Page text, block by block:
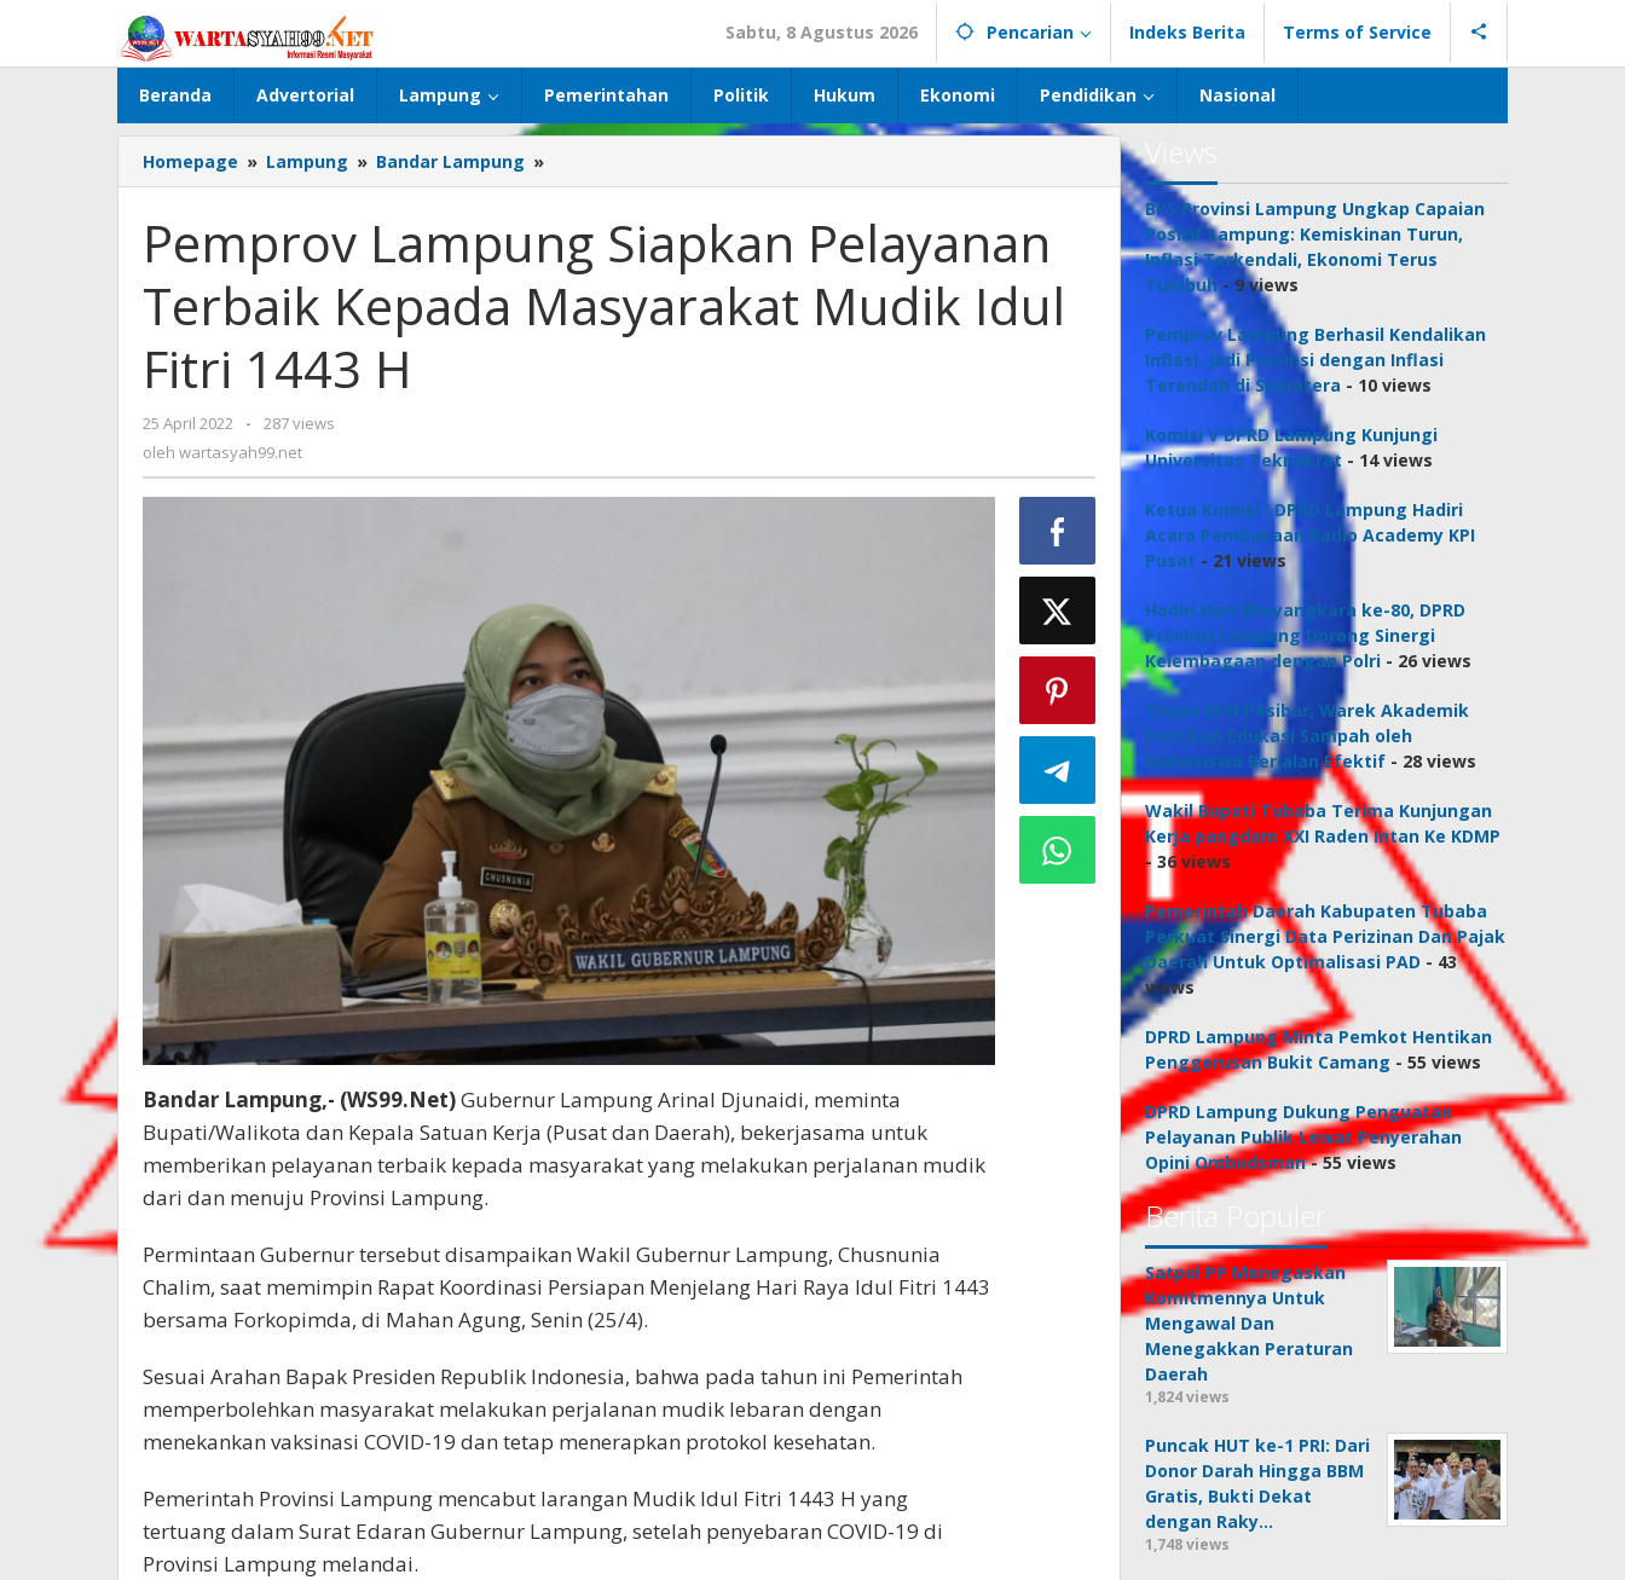
konten
Sabtu, 8 Agustus 2026 Pencarian Indeks Berita Terms of Service
Beranda Advertorial Lampung Pemerintahan Politik Hukum Ekonomi Pendidikan Nasional
Homepage » Lampung » Bandar Lampung »
Lampung
Pelayanan
Terbaik
Kepada
Masyarakat
Pemprov Lampung Siapkan Pelayanan
Terbaik Kepada Masyarakat Mudik Idul
Fitri 1443 H
25 April 2022
oleh
wartasyah99.net
-
287 views
oleh wartasyah99.net
Bandar Lampung,- (WS99.Net)Gubernur Lampung Arinal Djunaidi, meminta
Bupati/Walikota dan Kepala Satuan Kerja (Pusat dan Daerah), bekerjasama untuk
memberikan pelayanan terbaik kepada masyarakat yang melakukan perjalanan mudik
dari dan menuju Provinsi Lampung.
Permintaan Gubernur tersebut disampaikan Wakil Gubernur Lampung, Chusnunia
Chalim, saat memimpin Rapat Koordinasi Persiapan Menjelang Hari Raya Idul Fitri 1443
bersama Forkopimda, di Mahan Agung, Senin (25/4).
Sesuai Arahan Bapak Presiden Republik Indonesia, bahwa pada tahun ini Pemerintah
memperbolehkan masyarakat melakukan perjalanan mudik lebaran dengan
menekankan vaksinasi COVID-19 dan tetap menerapkan protokol kesehatan.
Pemerintah Provinsi Lampung mencabut larangan Mudik Idul Fitri 1443 H yang
tertuang dalam Surat Edaran Gubernur Lampung, setelah penyebaran COVID-19 di
Provinsi Lampung melandai.
Views
BPS Provinsi Lampung Ungkap Capaian
Positif Lampung: Kemiskinan Turun,
Inflasi Terkendali, Ekonomi Terus
Tumbuh- 9 views
Pemprov Lampung Berhasil Kendalikan
Inflasi, Jadi Provinsi dengan Inflasi
Terendah di Sumatera - 10 views
Komisi V DPRD Lampung Kunjungi
Universitas Teknokrat - 14 views
Ketua Komisi I DPRD Lampung Hadiri
Acara Pembukaan Radio Academy KPI
Pusat - 21 views
Hadiri Hari Bhayangkara ke-80, DPRD
Provinsi Lampung Dorong Sinergi
Kelembagaan dengan Polri - 26 views
Tinjau KKN Pesibar, Warek Akademik
Pastikan Edukasi Sampah oleh
Mahasiswa Berjalan Efektif - 28 views
Wakil Bupati Tubaba Terima Kunjungan
Kerja pangdam XXI Raden Intan Ke KDMP
- 36 views
Pemerintah Daerah Kabupaten Tubaba
Perkuat Sinergi Data Perizinan Dan Pajak
Daerah Untuk Optimalisasi PAD - 43
views
DPRD Lampung Minta Pemkot Hentikan
Penggerusan Bukit Camang - 55 views
DPRD Lampung Dukung Penguatan
Pelayanan Publik Lewat Penyerahan
Opini Ombudsman- 55 views
Berita Populer
Satpol PP Menegaskan
Komitmennya Untuk
Mengawal Dan
Menegakkan Peraturan
Daerah
1,824 views
Puncak HUT ke-1 PRI: Dari
Donor Darah Hingga BBM
Gratis, Bukti Dekat
dengan Raky…
1,748 views